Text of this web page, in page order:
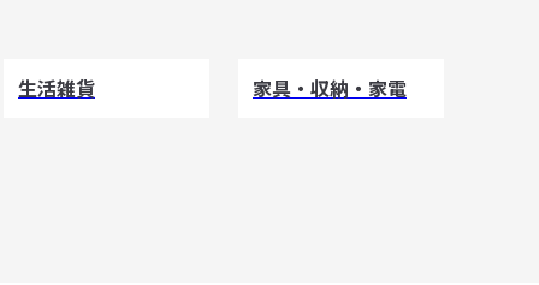
生活雑貨 家具・収納・家電